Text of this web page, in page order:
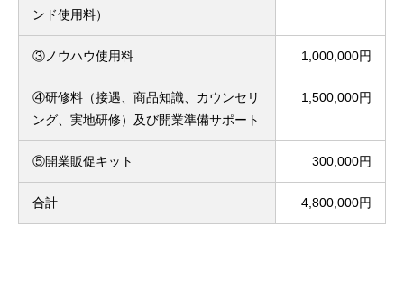
ンド使用料）
③ノウハウ使用料 1,000,000円
④研修料（接遇、商品知識、カウンセリ
ング、実地研修）及び開業準備サポート
1,500,000円
⑤開業販促キット 300,000円
合計 4,800,000円